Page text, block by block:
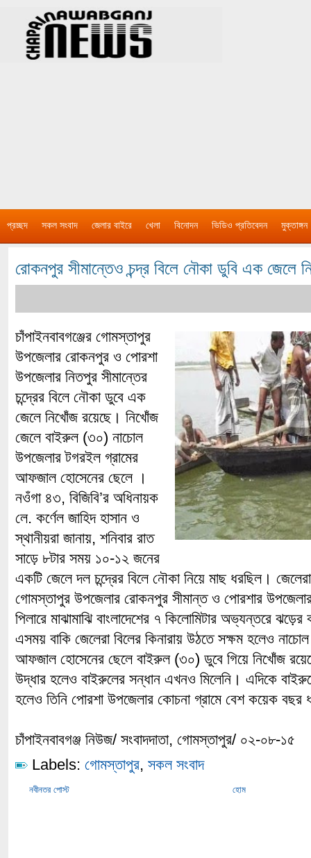
প্রচ্ছদ সকল সংবাদ জেলার বাইরে খেলা বিনোদন ভিডিও প্রতিবেদন মুক্তাঙ্গন
রোকনপুর সীমান্তেও চন্দ্র বিলে নৌকা ডুবি এক জেলে
চাঁপাইনবাবগঞ্জের গোমস্তাপুর
উপজেলার রোকনপুর ও পোরশা
উপজেলার নিতপুর সীমান্তের
চন্দ্রের বিলে নৌকা ডুবে এক
জেলে নিখোঁজ রয়েছে। নিখোঁজ
জেলে বাইরুল (৩০) নাচোল
উপজেলার টগরইল গ্রামের
আফজাল হোসেনের ছেলে ।
নওঁগা ৪৩, বিজিবি’র অধিনায়ক
লে. কর্ণেল জাহিদ হাসান ও
স্থানীয়রা জানায়, শনিবার রাত
সাড়ে ৮টার সময় ১০-১২ জনের
একটি জেলে দল চন্দ্রের বিলে নৌকা নিয়ে মাছ ধরছিল।
গোমস্তাপুর উপজেলার রোকনপুর সীমান্ত ও পোরশার
পিলারে মাঝামাঝি বাংলাদেশের ৭ কিলোমিটার অভ্যন্তরে
এসময় বাকি জেলেরা বিলের কিনারায় উঠতে সক্ষম হলেও
আফজাল হোসেনের ছেলে বাইরুল (৩০) ডুবে গিয়ে নিখোঁজ
উদ্ধার হলেও বাইরুলের সন্ধান এখনও মিলেনি। এদিকে
হলেও তিনি পোরশা উপজেলার কোচনা গ্রামে বেশ কয়েক বছর
চাঁপাইনবাবগঞ্জ নিউজ/ সংবাদদাতা, গোমস্তাপুর/ ০২-০৮-১৫
Labels: গোমস্তাপুর, সকল সংবাদ
নবীনতর পোস্ট হোম